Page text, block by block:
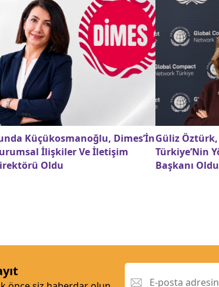
Küçükosmanoğlu, Dimes’İn
İlişkiler Ve İletişim
Oldu
Güliz
Türkiye’Nin
Başkanı Oldu